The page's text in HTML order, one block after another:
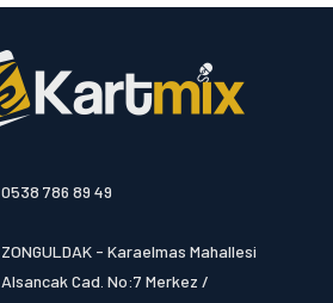
0538 786 89 49
ZONGULDAK - Karaelmas Mahallesi
Alsancak Cad. No:7 Merkez /